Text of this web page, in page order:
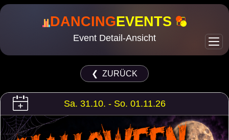
DANCINGEVENTS
Event Detail-Ansicht
❮ ZURÜCK
Sa. 31.10. - So. 01.11.26